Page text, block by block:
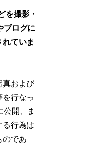
を撮影・
ブログに
ていま
真および
を行なっ
公開、ま
る行為は
のであ